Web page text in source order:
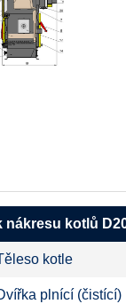
nákresu kotlů
kotle
plnící (čistící)